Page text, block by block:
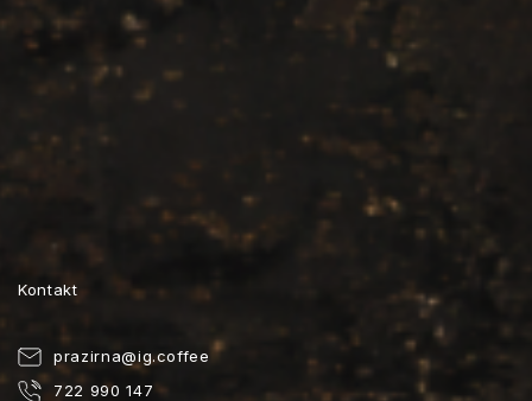
Kontakt
prazirna@ig.coffee
722 990 147